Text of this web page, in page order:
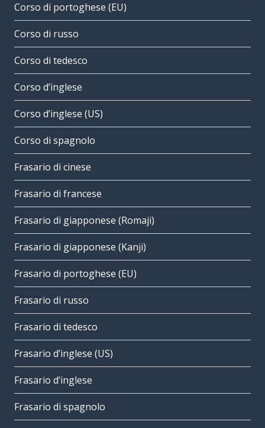
Corso di portoghese (EU)
Corso di russo
Corso di tedesco
Corso d’inglese
Corso d’inglese (US)
Corso di spagnolo
Frasario di cinese
Frasario di francese
Frasario di giapponese (Romaji)
Frasario di giapponese (Kanji)
Frasario di portoghese (EU)
Frasario di russo
Frasario di tedesco
Frasario d’inglese (US)
Frasario d’inglese
Frasario di spagnolo